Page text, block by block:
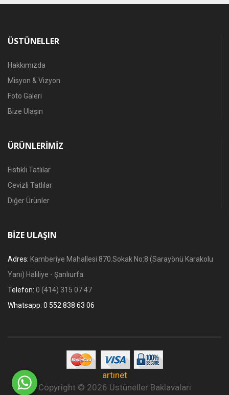
ÜSTÜNELLER
Hakkımızda
Misyon & Vizyon
Foto Galeri
Bize Ulaşın
ÜRÜNLERIMIZ
Fıstıklı Tatlılar
Cevizli Tatlılar
Diğer Ürünler
BIZE ULAŞIN
Adres: Kamberiye Mahallesi 870.Sokak No:8 (Sarayönü Karakolu
Yanı) Haliliye - Şanlıurfa
Telefon: 0 (414) 315 07 47
Whatsapp: 0 552 838 63 06
artınet
Copyright © 2026 Üstüneller Baklavaları